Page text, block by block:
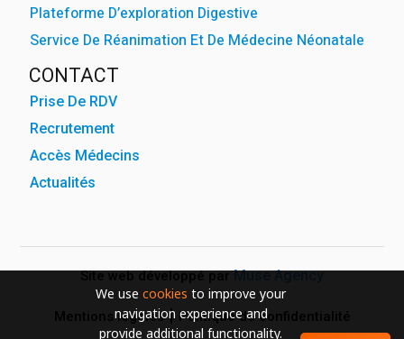
We use cookies to improve your
navigation experience and
provide additional functionality.
Plateforme D’exploration Digestive
Service De Réanimation Et De Médecine Néonatale
CONTACT
Prise De RDV
Recrutement
Accès Médecins
Actualités
Site web développé parMuse Agency
Mentions légales Politique de confidentialité